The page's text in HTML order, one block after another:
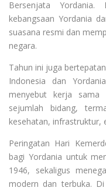
Bersenjata
kebangsaan Yordania
suasana resmi dan
negara.
Tahun ini juga
Indonesia dan
menyebut kerja sama
sejumlah bidang,
kesehatan, infrastruktur,
Peringatan Hari
bagi Yordania untuk
1946, sekaligus
modern dan terbuka.